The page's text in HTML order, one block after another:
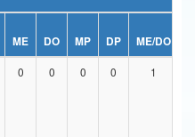
e Comunicações
ME DO MP DP ME/DO
0 0 0 0 1